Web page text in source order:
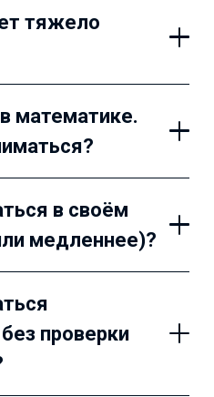
тяжело
математике.
в своём
медленнее)?
проверки